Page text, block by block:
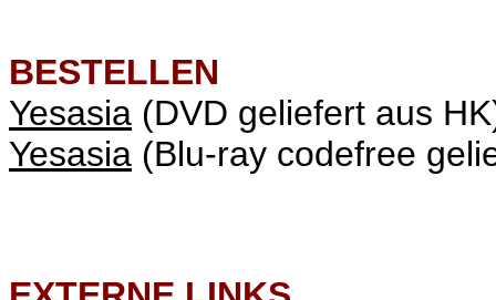
BESTELLEN
Yesasia (DVD geliefert aus
Yesasia (Blu-ray codefree